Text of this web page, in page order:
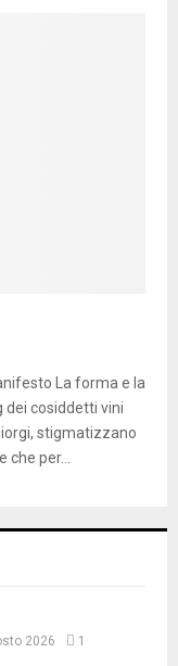
La forma e la
dei cosiddetti vini
stigmatizzano
per...
2026 1